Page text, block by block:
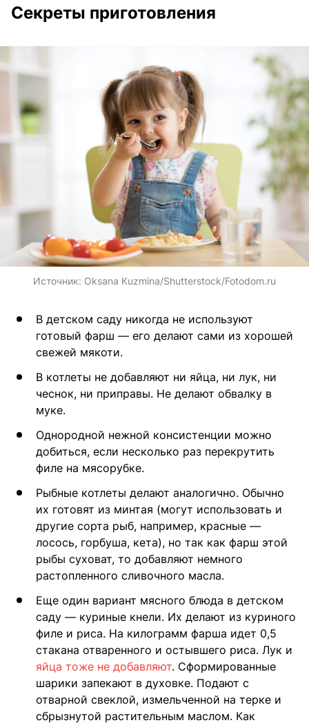
Секреты приготовления
Источник: Oksana Kuzmina/Shutterstock/Fotodom.ru
В детском саду никогда не используют
готовый фарш — его делают сами из хорошей
свежей мякоти.
В котлеты не добавляют ни яйца, ни лук, ни
чеснок, ни приправы. Не делают обвалку в
муке.
Однородной нежной консистенции можно
добиться, если несколько раз перекрутить
филе на мясорубке.
Рыбные котлеты делают аналогично. Обычно
их готовят из минтая (могут использовать и
другие сорта рыб, например, красные —
лосось, горбуша, кета), но так как фарш этой
рыбы суховат, то добавляют немного
растопленного сливочного масла.
Еще один вариант мясного блюда в детском
саду — куриные кнели. Их делают из куриного
филе и риса. На килограмм фарша идет 0,5
стакана отваренного и остывшего риса. Лук и
яйца тоже не добавляют. Сформированные
шарики запекают в духовке. Подают с
отварной свеклой, измельченной на терке и
сбрызнутой растительным маслом. Как